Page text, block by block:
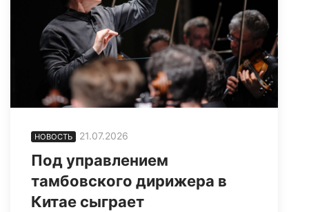
НОВОСТЬ 21.07.2026
Под управлением
тамбовского дирижера в
Китае сыграет